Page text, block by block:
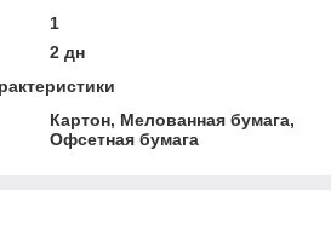
1
2 дн
Картон, Мелованная бумага,
Офсетная бумага